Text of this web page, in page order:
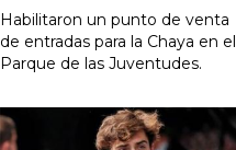
Habilitaron un punto de venta
de entradas para la Chaya en el
Parque de las Juventudes.